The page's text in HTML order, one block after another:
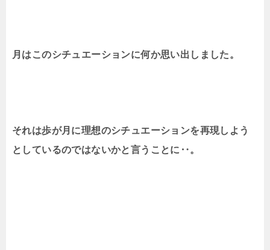
月はこのシチュエーションに何か思い出しました。
それは歩が月に理想のシチュエーションを再現しよう
としているのではないかと言うことに‥。